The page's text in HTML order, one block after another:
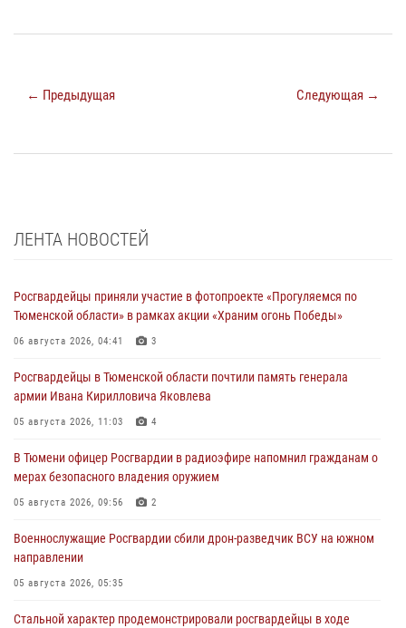
← Предыдущая Следующая →
ЛЕНТА НОВОСТЕЙ
Росгвардейцы приняли участие в фотопроекте «Прогуляемся по
Тюменской области» в рамках акции «Храним огонь Победы»
06 августа 2026, 04:41 3
Росгвардейцы в Тюменской области почтили память генерала
армии Ивана Кирилловича Яковлева
05 августа 2026, 11:03 4
В Тюмени офицер Росгвардии в радиоэфире напомнил гражданам о
мерах безопасного владения оружием
05 августа 2026, 09:56 2
Военнослужащие Росгвардии сбили дрон-разведчик ВСУ на южном
направлении
05 августа 2026, 05:35
Стальной характер продемонстрировали росгвардейцы в ходе